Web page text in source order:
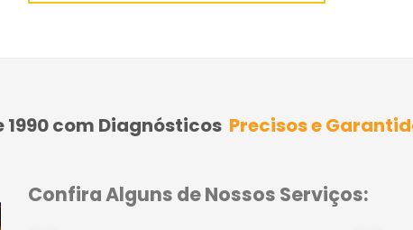
1990 com Diagnósticos Precisos e
Confira Alguns de Nossos Serviços: